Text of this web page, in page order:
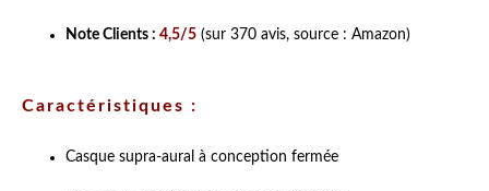
Note Clients : 4,5/5 (sur 370 avis, source : Amazon)
Caractéristiques :
Casque supra-aural à conception fermée